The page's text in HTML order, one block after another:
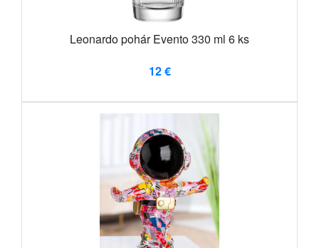
Leonardo pohár Evento 330 ml 6 ks
12 €